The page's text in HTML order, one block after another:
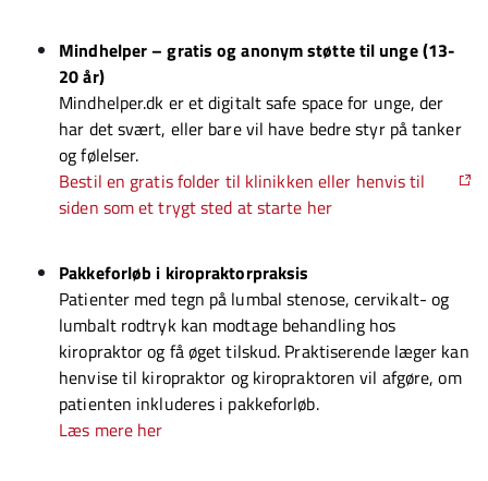
Mindhelper – gratis og anonym støtte til unge (13-
20 år)
Mindhelper.dk er et digitalt safe space for unge, der
har det svært, eller bare vil have bedre styr på tanker
og følelser.
Bestil en gratis folder til klinikken eller henvis til
siden som et trygt sted at starte her
Pakkeforløb i kiropraktorpraksis
Patienter med tegn på lumbal stenose, cervikalt- og
lumbalt rodtryk kan modtage behandling hos
kiropraktor og få øget tilskud. Praktiserende læger kan
henvise til kiropraktor og kiropraktoren vil afgøre, om
patienten inkluderes i pakkeforløb.
Læs mere her